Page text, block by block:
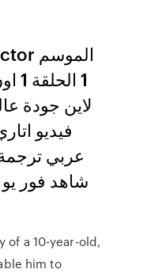
1
لاين جودة
فيديو
عربي
شاهد فور
of a 10-year-old,
him to